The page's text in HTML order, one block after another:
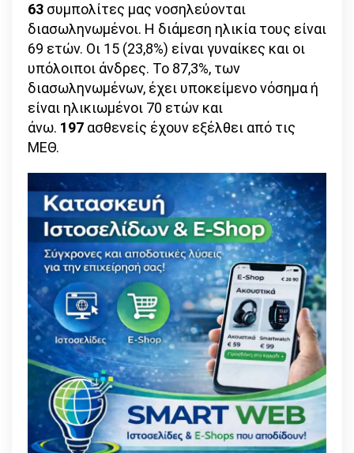
63 συμπολίτες μας νοσηλεύονται
διασωληνωμένοι. Η διάμεση ηλικία τους είναι
69 ετών. Οι 15 (23,8%) είναι γυναίκες και οι
υπόλοιποι άνδρες. To 87,3%, των
διασωληνωμένων, έχει υποκείμενο νόσημα ή
είναι ηλικιωμένοι 70 ετών και
άνω. 197 ασθενείς έχουν εξέλθει από τις
ΜΕΘ.